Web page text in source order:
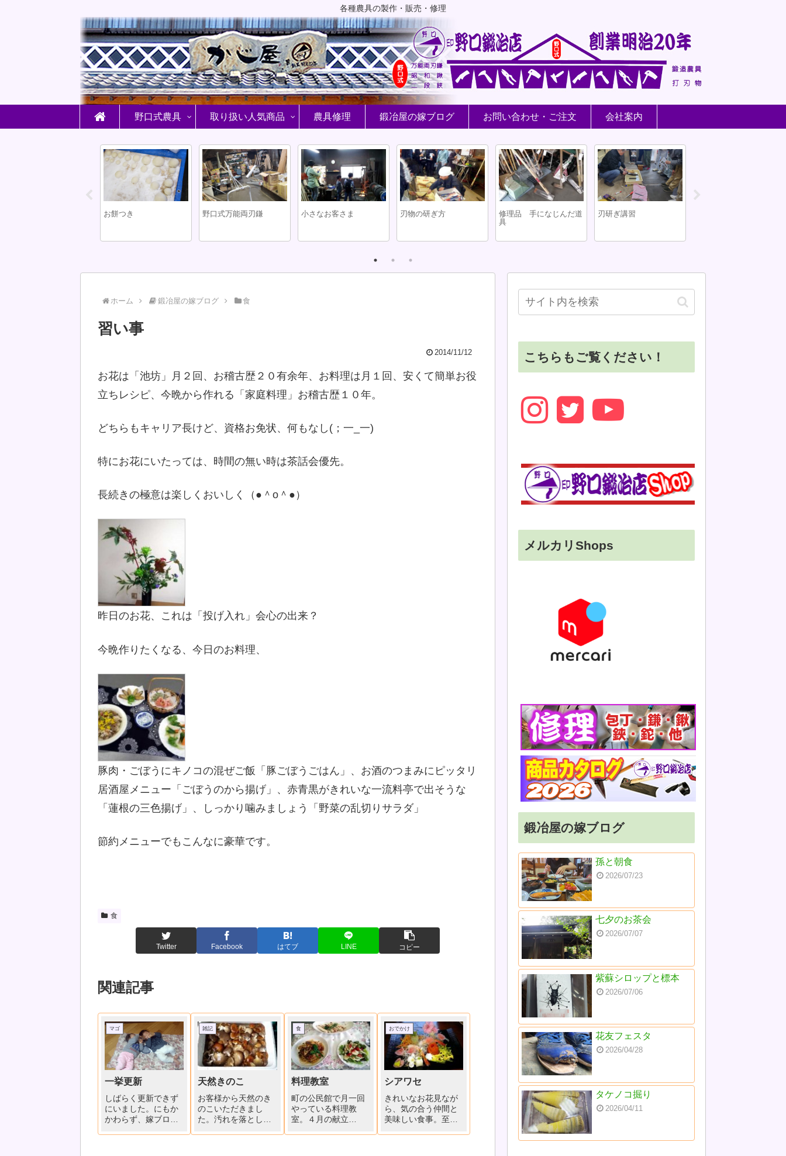
各種農具の製作・販売・修理
野口式農具 取り扱い人気商品 農具修理 鍛冶屋の嫁ブログ お問い合わせ・ご注文 会社案内
お餅つき 野口式万能両刃鎌 小さなお客さま 刃物の研ぎ方
修理品 手になじんだ道
具
刃研ぎ講習
ホーム 鍛冶屋の嫁ブログ 食
習い事
2014/11/12
お花は「池坊」月２回、お稽古歴２０有余年、お料理は月１回、安くて簡単お役
立ちレシピ、今晩から作れる「家庭料理」お稽古歴１０年。
どちらもキャリア長けど、資格お免状、何もなし(；一_一)
特にお花にいたっては、時間の無い時は茶話会優先。
長続きの極意は楽しくおいしく（●＾o＾●）
昨日のお花、これは「投げ入れ」会心の出来？
今晩作りたくなる、今日のお料理、
豚肉・ごぼうにキノコの混ぜご飯「豚ごぼうごはん」、お酒のつまみにピッタリ
居酒屋メニュー「ごぼうのから揚げ」、赤青黒がきれいな一流料亭で出そうな
「蓮根の三色揚げ」、しっかり噛みましょう「野菜の乱切りサラダ」
節約メニューでもこんなに豪華です。
食
Twitter Facebook はてブ LINE コピー
関連記事
マゴ
一挙更新
しばらく更新できず
にいました。にもか
かわらず、嫁ブログ
雑記
天然きのこ
お客様から天然のき
のこいただきまし
た。汚れを落とし
食
料理教室
町の公民館で月一回
やっている料理教
室。４月の献立
おでかけ
シアワセ
きれいなお花見なが
ら、気の合う仲間と
美味しい食事。至福
こちらもご覧ください！
メルカリShops
鍛冶屋の嫁ブログ
孫と朝食
2026/07/23
七夕のお茶会
2026/07/07
紫蘇シロップと標本
2026/07/06
花友フェスタ
2026/04/28
タケノコ掘り
2026/04/11